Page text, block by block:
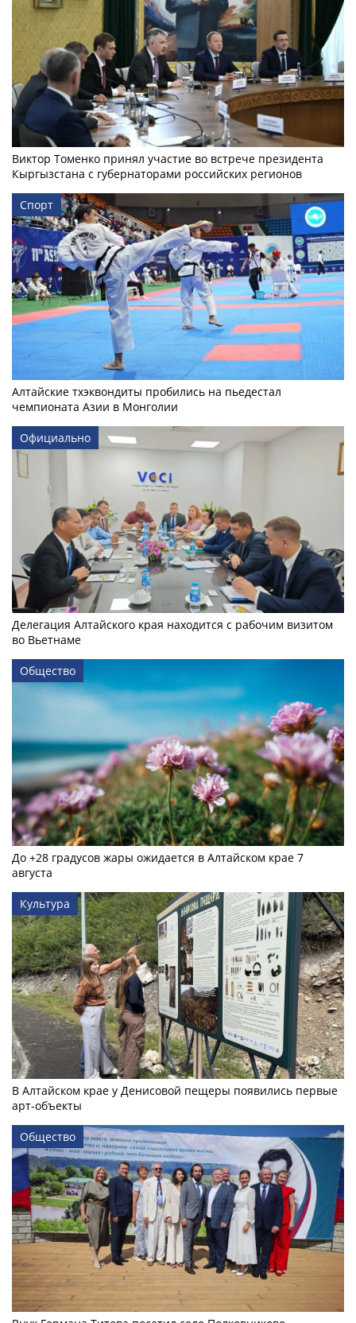
Виктор Томенко принял участие во встрече президента
Кыргызстана с губернаторами российских регионов
Спорт
Алтайские тхэквондиты пробились на пьедестал
чемпионата Азии в Монголии
Официально
Делегация Алтайского края находится с рабочим визитом
во Вьетнаме
Общество
До +28 градусов жары ожидается в Алтайском крае 7
августа
Культура
В Алтайском крае у Денисовой пещеры появились первые
арт-объекты
Общество